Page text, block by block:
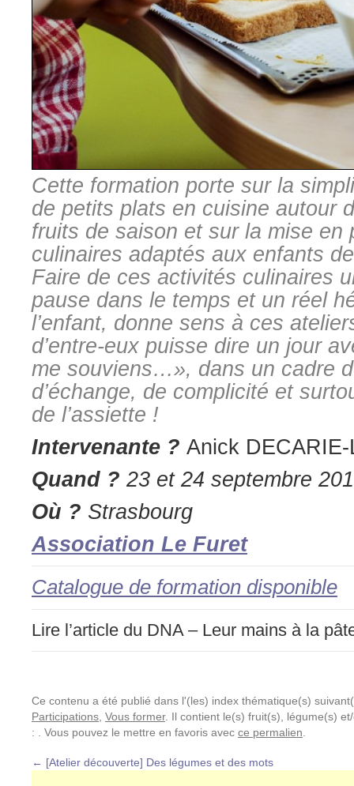
Cette formation porte sur la
de petits plats en cuisine autour
fruits de saison et sur la mise en
culinaires adaptés aux enfants
Faire de ces activités culinaires
pause dans le temps et un réel
l’enfant, donne sens à ces
d’entre-eux puisse dire un jour
me souviens…», dans un cadre
d’échange, de complicité et
de l’assiette !
Intervenante ? Anick
Quand ? 23 et 24 septembre
Où ? Strasbourg
Association Le Furet
Catalogue de formation disponible
Lire l’article du DNA – Leur mains à la
Ce contenu a été publié dans l'(les) index thématique(s)
Participations Vous former. Il contient le(s) fruit(s), légume(s)
: . Vous pouvez le mettre en favoris avec ce permalien
← [Atelier découverte] Des légumes et des mots